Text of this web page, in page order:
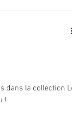
dans la collection
!